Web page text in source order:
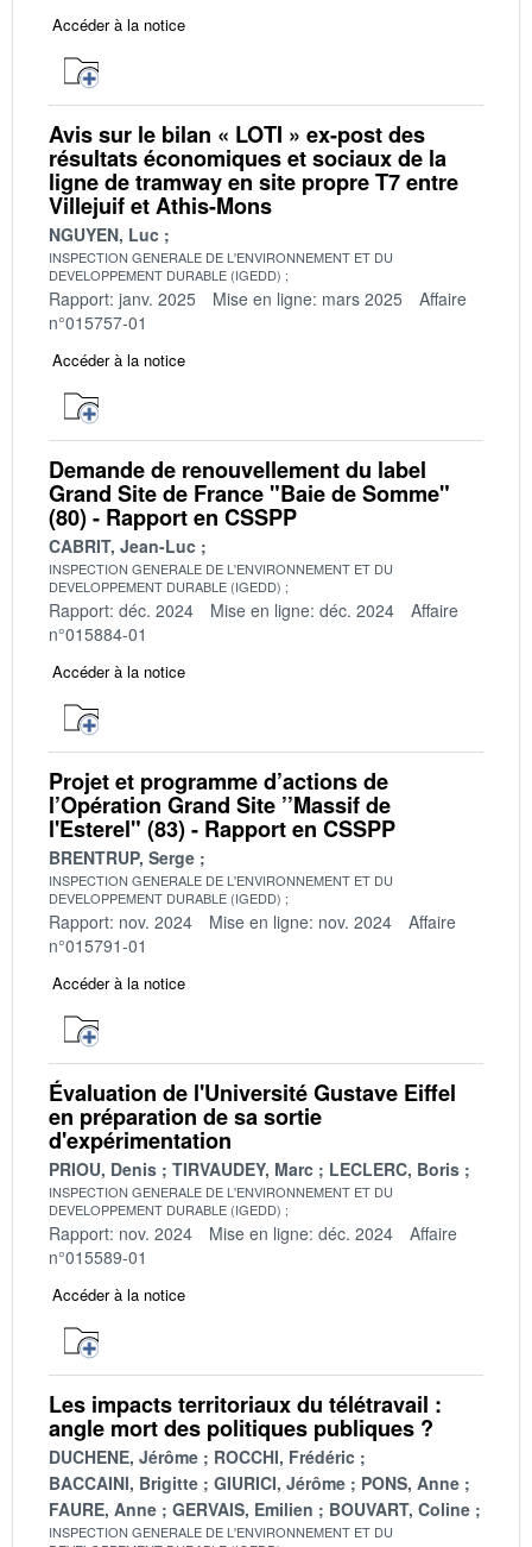
Accéder à la notice
Avis sur le bilan « LOTI » ex-post des
résultats économiques et sociaux de la
ligne de tramway en site propre T7 entre
Villejuif et Athis-Mons
NGUYEN, Luc
INSPECTION GENERALE DE L'ENVIRONNEMENT ET DU
DEVELOPPEMENT DURABLE (IGEDD)
Rapport: janv. 2025 Mise en ligne: mars 2025
Affaire
n°015757-01
Accéder à la notice
Demande de renouvellement du label
Grand Site de France "Baie de Somme"
(80) - Rapport en CSSPP
CABRIT, Jean-Luc
INSPECTION GENERALE DE L'ENVIRONNEMENT ET DU
DEVELOPPEMENT DURABLE (IGEDD)
Rapport: déc. 2024 Mise en ligne: déc. 2024
Affaire
n°015884-01
Accéder à la notice
Projet et programme d’actions de
l’Opération Grand Site ’’Massif de
l'Esterel" (83) - Rapport en CSSPP
BRENTRUP, Serge
INSPECTION GENERALE DE L'ENVIRONNEMENT ET DU
DEVELOPPEMENT DURABLE (IGEDD)
Rapport: nov. 2024 Mise en ligne: nov. 2024
Affaire
n°015791-01
Accéder à la notice
Évaluation de l'Université Gustave Eiffel
en préparation de sa sortie
d'expérimentation
PRIOU, Denis TIRVAUDEY, Marc LECLERC, Boris
INSPECTION GENERALE DE L'ENVIRONNEMENT ET DU
DEVELOPPEMENT DURABLE (IGEDD)
Rapport: nov. 2024 Mise en ligne: déc. 2024
Affaire
n°015589-01
Accéder à la notice
Les impacts territoriaux du télétravail :
angle mort des politiques publiques ?
DUCHENE, Jérôme
ROCCHI, Frédéric
BACCAINI, Brigitte
GIURICI, Jérôme
PONS, Anne
FAURE, Anne
GERVAIS, Emilien BOUVART, Coline
INSPECTION GENERALE DE L'ENVIRONNEMENT ET DU